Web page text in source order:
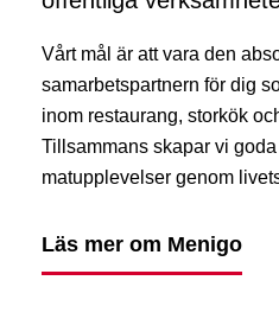
Vårt mål är att vara den
samarbetspartnern för dig
inom restaurang, storkök
Tillsammans skapar vi
matupplevelser genom
Läs mer om Menigo